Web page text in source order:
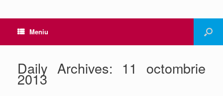
Meniu
Daily Archives: 11 octombrie
2013